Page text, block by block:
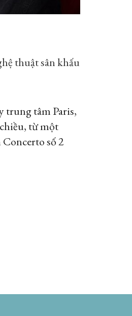
thuật sân khấu
trung tâm Paris,
từ một
Concerto số 2